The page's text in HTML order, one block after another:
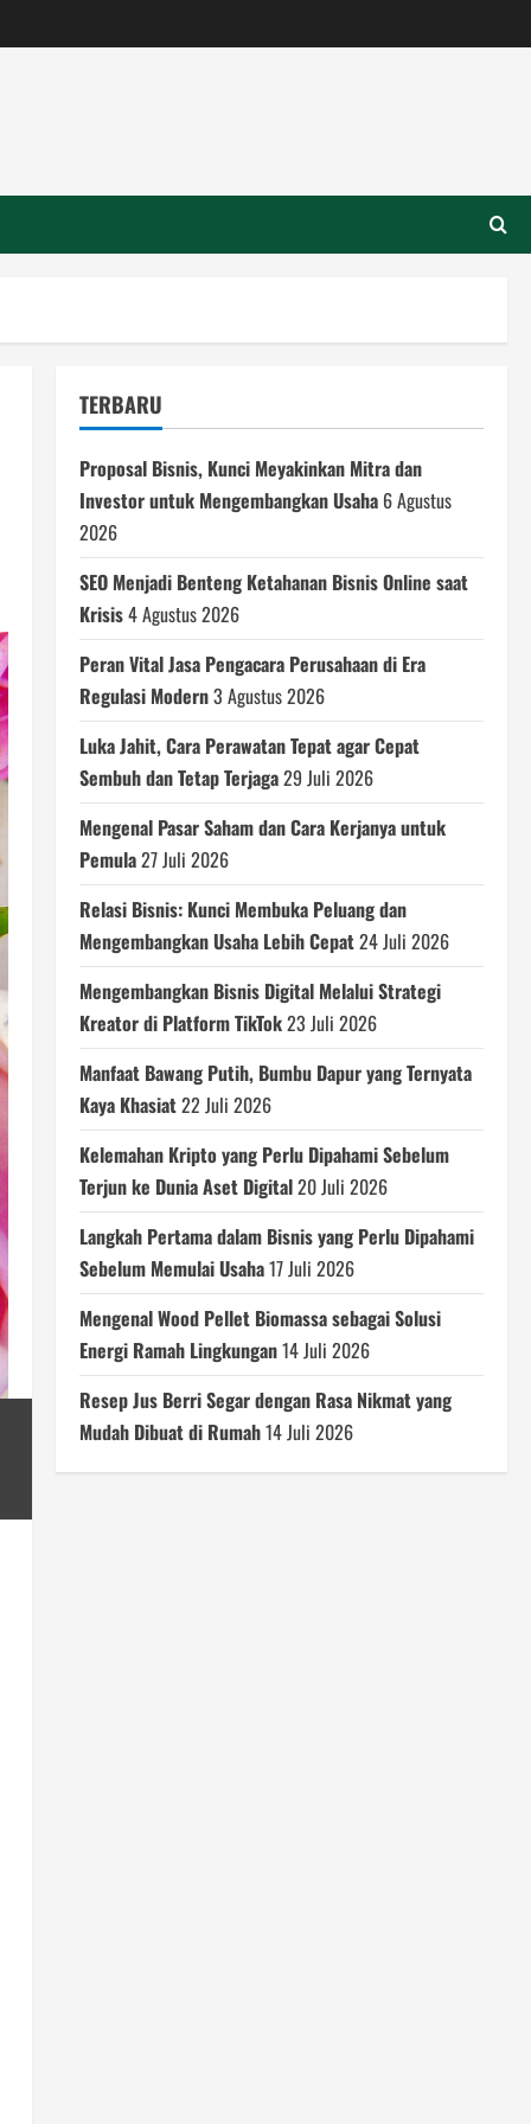
TERBARU
Proposal Bisnis, Kunci Meyakinkan Mitra dan
Investor untuk Mengembangkan Usaha 6 Agustus
2026
SEO Menjadi Benteng Ketahanan Bisnis Online saat
Krisis4 Agustus 2026
Peran Vital Jasa Pengacara Perusahaan di Era
Regulasi Modern3 Agustus 2026
Luka Jahit, Cara Perawatan Tepat agar Cepat
Sembuh dan Tetap Terjaga29 Juli 2026
Mengenal Pasar Saham dan Cara Kerjanya untuk
Pemula27 Juli 2026
Relasi Bisnis: Kunci Membuka Peluang dan
Mengembangkan Usaha Lebih Cepat24 Juli 2026
Mengembangkan Bisnis Digital Melalui Strategi
Kreator di Platform TikTok23 Juli 2026
Manfaat Bawang Putih, Bumbu Dapur yang Ternyata
Kaya Khasiat22 Juli 2026
Kelemahan Kripto yang Perlu Dipahami Sebelum
Terjun ke Dunia Aset Digital20 Juli 2026
Langkah Pertama dalam Bisnis yang Perlu Dipahami
Sebelum Memulai Usaha17 Juli 2026
Mengenal Wood Pellet Biomassa sebagai Solusi
Energi Ramah Lingkungan14 Juli 2026
Resep Jus Berri Segar dengan Rasa Nikmat yang
Mudah Dibuat di Rumah14 Juli 2026